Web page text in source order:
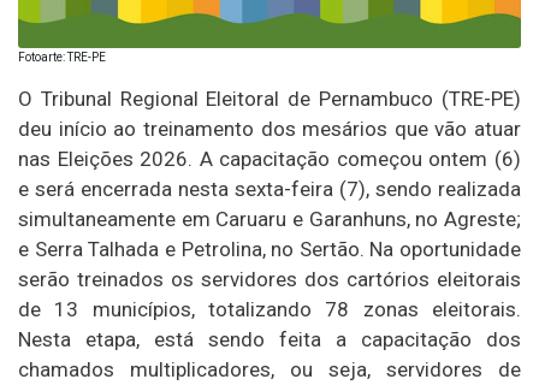
Fotoarte: TRE-PE
O Tribunal Regional Eleitoral de Pernambuco (TRE-PE)
deu início ao treinamento dos mesários que vão atuar
nas Eleições 2026. A capacitação começou ontem (6)
e será encerrada nesta sexta-feira (7), sendo realizada
simultaneamente em Caruaru e Garanhuns, no Agreste;
e Serra Talhada e Petrolina, no Sertão. Na oportunidade
serão treinados os servidores dos cartórios eleitorais
de 13 municípios, totalizando 78 zonas eleitorais.
Nesta etapa, está sendo feita a capacitação dos
chamados multiplicadores, ou seja, servidores de